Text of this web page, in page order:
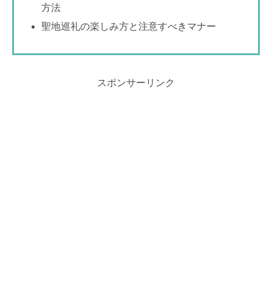
方法
聖地巡礼の楽しみ方と注意すべきマナー
スポンサーリンク